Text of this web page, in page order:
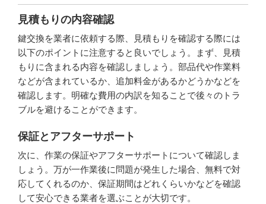
見積もりの内容確認
鍵交換を業者に依頼する際、見積もりを確認する際には
以下のポイントに注意すると良いでしょう。まず、見積
もりに含まれる内容を確認しましょう。部品代や作業料
などが含まれているか、追加料金があるかどうかなどを
確認します。明確な費用の内訳を知ることで後々のトラ
ブルを避けることができます。
保証とアフターサポート
次に、作業の保証やアフターサポートについて確認しま
しょう。万が一作業後に問題が発生した場合、無料で対
応してくれるのか、保証期間はどれくらいかなどを確認
して安心できる業者を選ぶことが大切です。